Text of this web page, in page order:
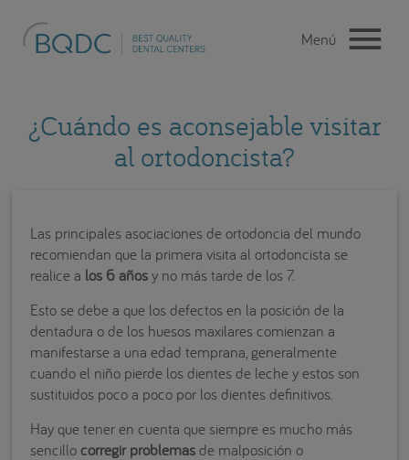
¿Cuándo es aconsejable visitar
al ortodoncista?
Las principales asociaciones de ortodoncia del mundo
recomiendan que la primera visita al ortodoncista se
realice a los 6 añosy no más tarde de los 7.
Esto se debe a que los defectos en la posición de la
dentadura o de los huesos maxilares comienzan a
manifestarse a una edad temprana, generalmente
cuando el niño pierde los dientes de leche y estos son
sustituidos poco a poco por los dientes definitivos.
Hay que tener en cuenta que siempre es mucho más
sencillocorregir problemasde malposición o